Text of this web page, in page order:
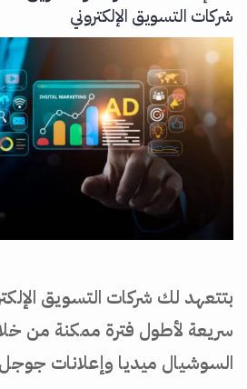
شركات التسويق الإلكتروني
بتتعهد لك شركات التسويق
سريعة لأطول فترة ممكنة من
السوشيال ميديا وإعلانات جوجل